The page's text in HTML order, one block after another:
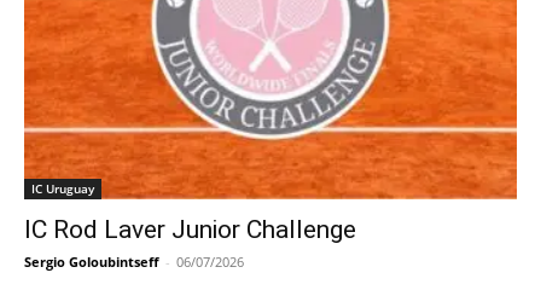
IC Uruguay
IC Rod Laver Junior Challenge
Sergio Goloubintseff - 06/07/2026